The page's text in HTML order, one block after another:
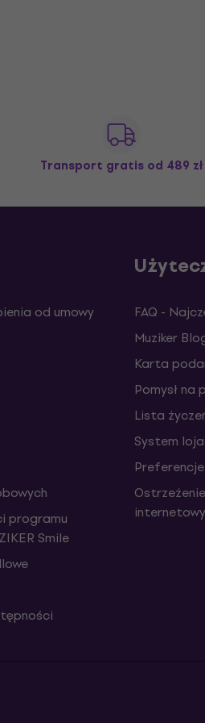
Transport gratis od 489 zł
od umowy
programu
Smile
FAQ -
Muziker
Karta
Pomysł na
Lista
System